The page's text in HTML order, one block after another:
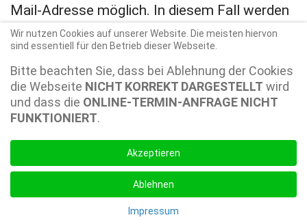
Mail-Adresse möglich. In diesem Fall werden
die mit der E-Mail übermittelten
personenbezogenen Daten des Nutzers
gespeichert. Es erfolgt in diesem
Zusammenhang keine Weitergabe der Daten
an Dritte. Die Daten werden ausschließlich für
die Verarbeitung der Konversation verwendet.
Rechtsgrundlage für die Datenverarbeitung
Rechtsgrundlage für die Verarbeitung der
Daten ist bei Vorliegen einer Einwilligung des
Wir nutzen Cookies auf unserer Website. Die meisten hiervon
sind essentiell für den Betrieb dieser Webseite.
Bitte beachten Sie, dass bei Ablehnung der Cookies
die Webseite NICHT KORREKT DARGESTELLT wird
und dass die ONLINE-TERMIN-ANFRAGE NICHT
FUNKTIONIERT.
Akzeptieren
Ablehnen
Impressum